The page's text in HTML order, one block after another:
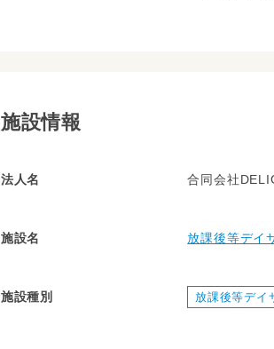
施設情報
法人名 合同会社
施設名 放課後等デイ
施設種別 放課後等デイ